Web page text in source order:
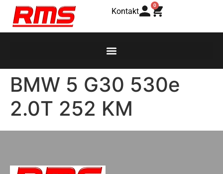
Kontakt
0
BMW 5 G30 530e
2.0T 252 KM